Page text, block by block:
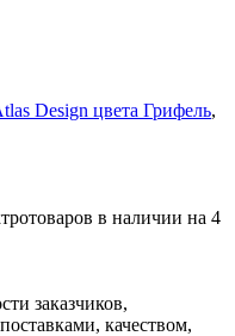
Design цвета Грифель,
в наличии на 4
заказчиков,
качеством,